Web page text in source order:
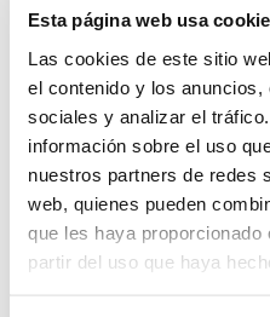
Esta página web usa
Las cookies de este sitio
el contenido y los
sociales y analizar el
información sobre el uso
nuestros partners de redes
web, quienes pueden
que les haya proporcionado
partir del uso que haya
Minibasket,
important
Bàsquet Club i
L'esdeveniment, del
ampliagaleria de
un perfecte aperitiu